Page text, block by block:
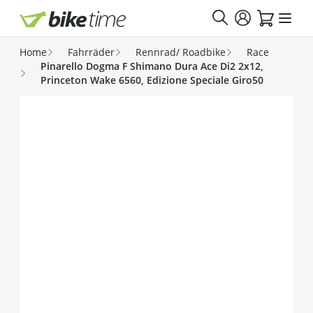
Direkt zum Inhalt
Home Fahrräder Rennrad/ Roadbike
Race
Pinarello Dogma F Shimano Dura Ace Di2 2x12,
Princeton Wake 6560, Edizione Speciale Giro50